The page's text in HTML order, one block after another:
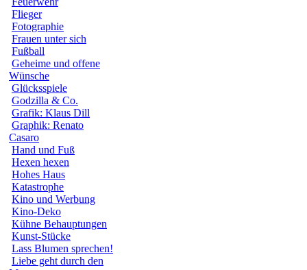
Flieger
Fotographie
Frauen unter sich
Fußball
Geheime und offene
Wünsche
Glücksspiele
Godzilla & Co.
Grafik: Klaus Dill
Graphik: Renato
Casaro
Hand und Fuß
Hexen hexen
Hohes Haus
Katastrophe
Kino und Werbung
Kino-Deko
Kühne Behauptungen
Kunst-Stücke
Lass Blumen sprechen!
Liebe geht durch den